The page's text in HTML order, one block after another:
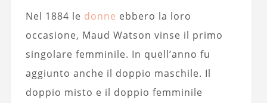
Nel 1884 le donne ebbero la loro
occasione, Maud Watson vinse il primo
singolare femminile. In quell’anno fu
aggiunto anche il doppio maschile. Il
doppio misto e il doppio femminile